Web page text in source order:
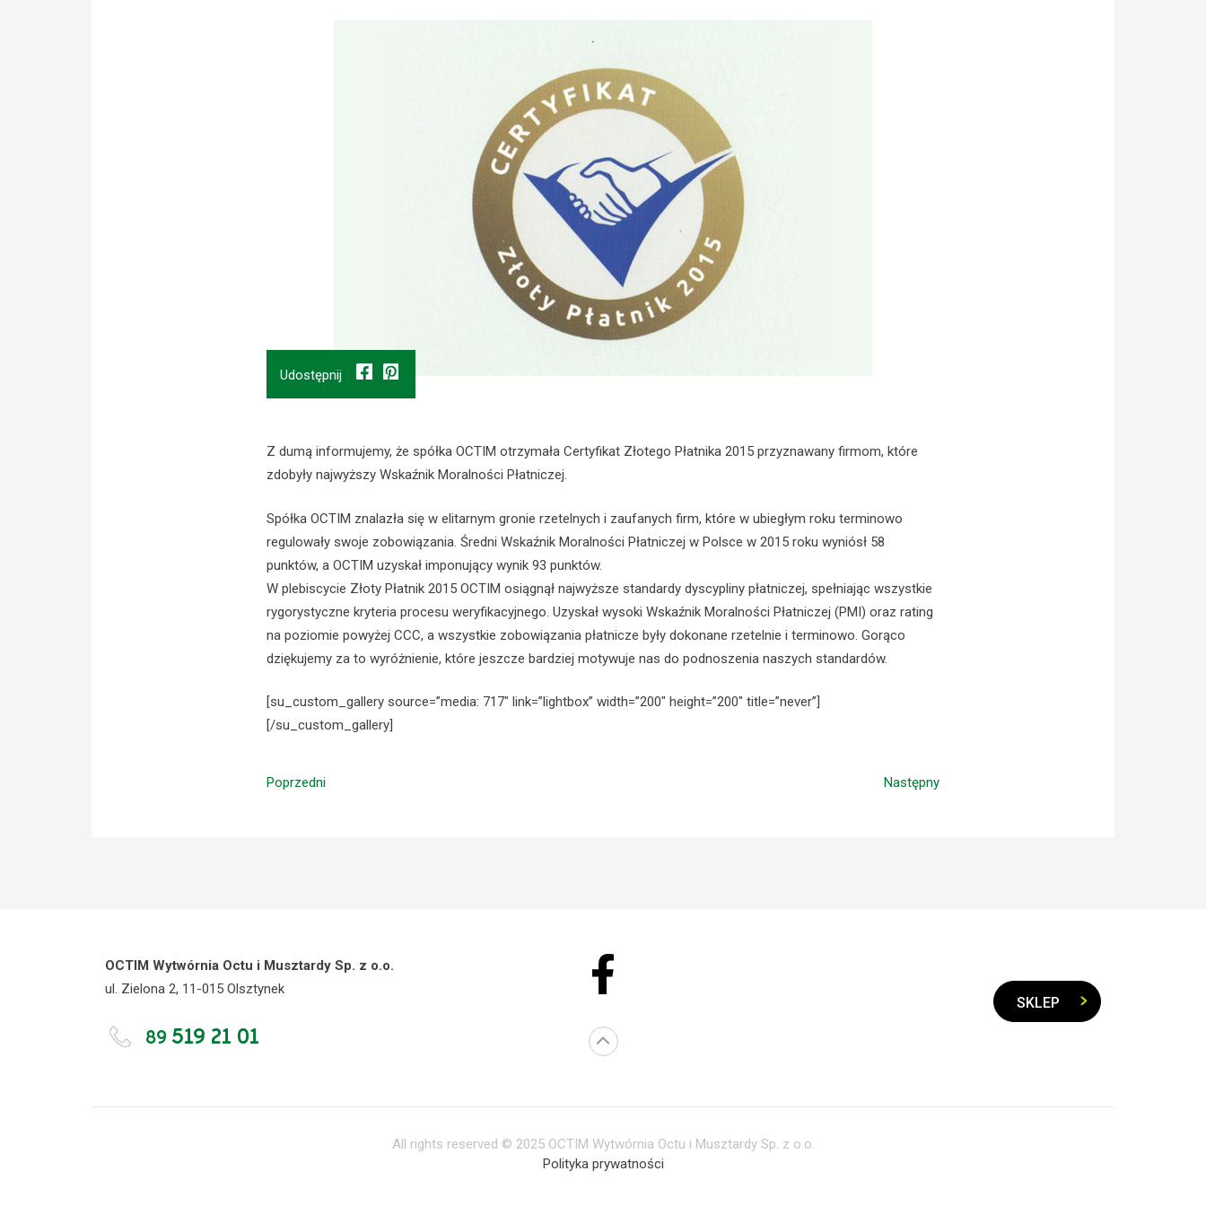
Udostępnij
Z dumą informujemy, że spółka OCTIM otrzymała Certyfikat Złotego Płatnika 2015 przyznawany firmom, które
zdobyły najwyższy Wskaźnik Moralności Płatniczej.
Spółka OCTIM znalazła się w elitarnym gronie rzetelnych i zaufanych firm, które w ubiegłym roku terminowo
regulowały swoje zobowiązania. Średni Wskaźnik Moralności Płatniczej w Polsce w 2015 roku wyniósł 58
punktów, a OCTIM uzyskał imponujący wynik 93 punktów.
W plebiscycie Złoty Płatnik 2015 OCTIM osiągnął najwyższe standardy dyscypliny płatniczej, spełniając wszystkie
rygorystyczne kryteria procesu weryfikacyjnego. Uzyskał wysoki Wskaźnik Moralności Płatniczej (PMI) oraz rating
na poziomie powyżej CCC, a wszystkie zobowiązania płatnicze były dokonane rzetelnie i terminowo. Gorąco
dziękujemy za to wyróżnienie, które jeszcze bardziej motywuje nas do podnoszenia naszych standardów.
[su_custom_gallery source=”media: 717″ link=”lightbox” width=”200″ height=”200″ title=”never”]
[/su_custom_gallery]
Poprzedni Następny
OCTIM Wytwórnia Octu i Musztardy Sp. z o.o.
ul. Zielona 2, 11-015 Olsztynek
89 519 21 01
SKLEP
All rights reserved © 2025 OCTIM Wytwórnia Octu i Musztardy Sp. z o.o.
Polityka prywatności